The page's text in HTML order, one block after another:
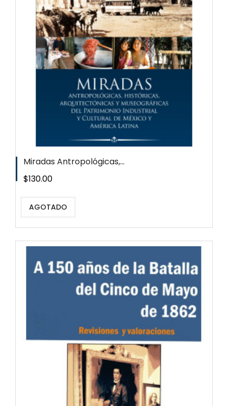
Miradas Antropológicas,...
Precio
$130.00
AGOTADO